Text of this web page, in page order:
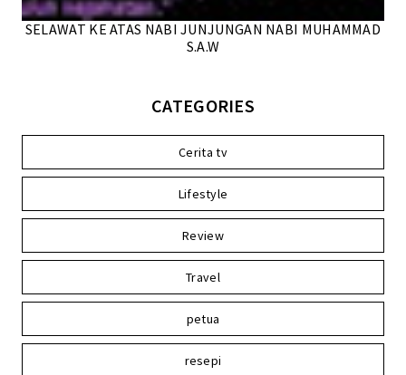
SELAWAT KE ATAS NABI JUNJUNGAN NABI MUHAMMAD
S.A.W
CATEGORIES
Cerita tv
Lifestyle
Review
Travel
petua
resepi